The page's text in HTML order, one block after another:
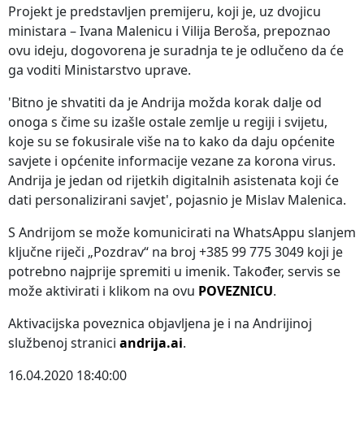
Projekt je predstavljen premijeru, koji je, uz dvojicu
ministara – Ivana Malenicu i Vilija Beroša, prepoznao
ovu ideju, dogovorena je suradnja te je odlučeno da će
ga voditi Ministarstvo uprave.
'Bitno je shvatiti da je Andrija možda korak dalje od
onoga s čime su izašle ostale zemlje u regiji i svijetu,
koje su se fokusirale više na to kako da daju općenite
savjete i općenite informacije vezane za korona virus.
Andrija je jedan od rijetkih digitalnih asistenata koji će
dati personalizirani savjet', pojasnio je Mislav Malenica.
S Andrijom se može komunicirati na WhatsAppu slanjem
ključne riječi „Pozdrav“ na broj +385 99 775 3049 koji je
potrebno najprije spremiti u imenik. Također, servis se
može aktivirati i klikom na ovu POVEZNICU.
Aktivacijska poveznica objavljena je i na Andrijinoj
službenoj stranici andrija.ai.
16.04.2020 18:40:00